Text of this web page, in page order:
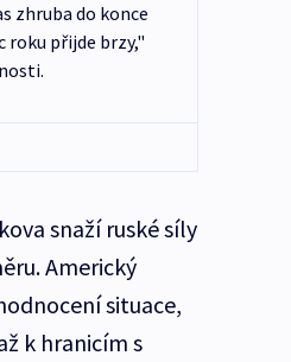
zhruba do konce
roku přijde brzy,"
snaží ruské síly
Americký
situace,
k hranicím s